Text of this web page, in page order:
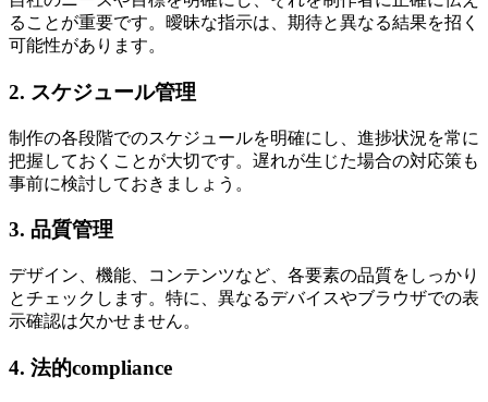
ることが重要です。曖昧な指示は、期待と異なる結果を招く
可能性があります。
2. スケジュール管理
制作の各段階でのスケジュールを明確にし、進捗状況を常に
把握しておくことが大切です。 遅れが生じた場合の対応策も
事前に検討しておきましょう 。
3. 品質管理
デザイン、機能、コンテンツなど、各要素の品質をしっかり
とチェックします。特に、異なるデバイスやブラウザでの表
示確認は欠かせません。
4. 法的compliance